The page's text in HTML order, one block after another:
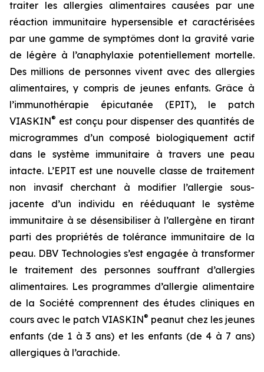
traiter les allergies alimentaires causées par une
réaction immunitaire hypersensible et caractérisées
par une gamme de symptômes dont la gravité varie
de légère à l’anaphylaxie potentiellement mortelle.
Des millions de personnes vivent avec des allergies
alimentaires, y compris de jeunes enfants. Grâce à
l’immunothérapie épicutanée (EPIT), le patch
VIASKIN® est conçu pour dispenser des quantités de
microgrammes d’un composé biologiquement actif
dans le système immunitaire à travers une peau
intacte. L’EPIT est une nouvelle classe de traitement
non invasif cherchant à modifier l’allergie sous-
jacente d’un individu en rééduquant le système
immunitaire à se désensibiliser à l’allergène en tirant
parti des propriétés de tolérance immunitaire de la
peau. DBV Technologies s’est engagée à transformer
le traitement des personnes souffrant d’allergies
alimentaires. Les programmes d’allergie alimentaire
de la Société comprennent des études cliniques en
cours avec le patch VIASKIN® peanut chez les jeunes
enfants (de 1 à 3 ans) et les enfants (de 4 à 7 ans)
allergiques à l’arachide.